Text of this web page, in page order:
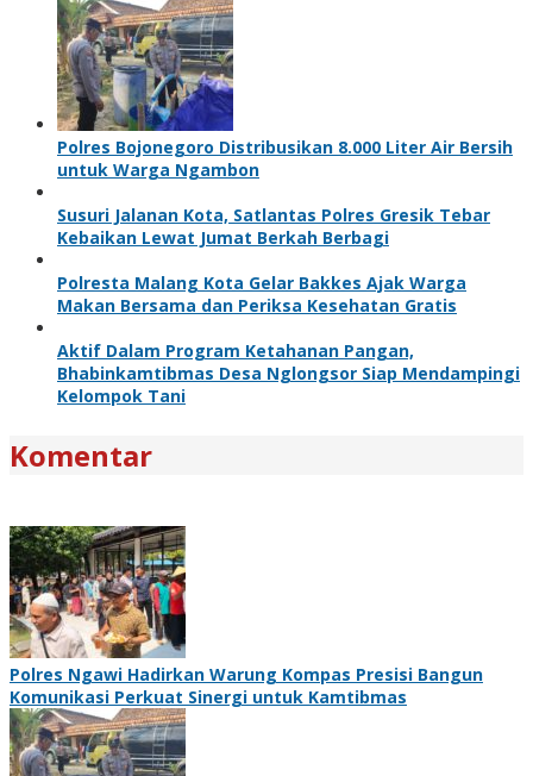
Polres Bojonegoro Distribusikan 8.000 Liter Air Bersih
untuk Warga Ngambon
Susuri Jalanan Kota, Satlantas Polres Gresik Tebar
Kebaikan Lewat Jumat Berkah Berbagi
Polresta Malang Kota Gelar Bakkes Ajak Warga
Makan Bersama dan Periksa Kesehatan Gratis
Aktif Dalam Program Ketahanan Pangan,
Bhabinkamtibmas Desa Nglongsor Siap Mendampingi
Kelompok Tani
Komentar
Polres Ngawi Hadirkan Warung Kompas Presisi Bangun
Komunikasi Perkuat Sinergi untuk Kamtibmas